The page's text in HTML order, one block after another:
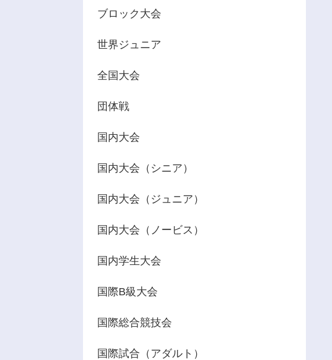
ブロック大会
世界ジュニア
全国大会
団体戦
国内大会
国内大会（シニア）
国内大会（ジュニア）
国内大会（ノービス）
国内学生大会
国際B級大会
国際総合競技会
国際試合（アダルト）